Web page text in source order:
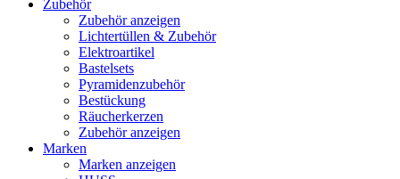
Zubehör
Zubehör anzeigen
Lichtertüllen & Zubehör
Elektroartikel
Bastelsets
Pyramidenzubehör
Bestückung
Räucherkerzen
Zubehör anzeigen
Marken
Marken anzeigen